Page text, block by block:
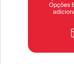
Opções